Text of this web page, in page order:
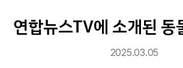
연합뉴스TV에 소개된 동
2025.03.05